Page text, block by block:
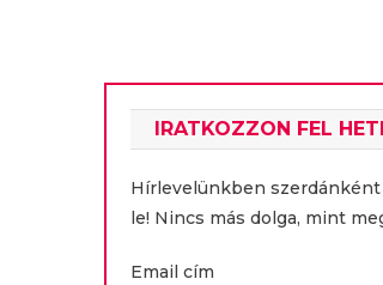
IRATKOZZON FEL
Hírlevelünkben
le! Nincs más dolga, mint
Email cím